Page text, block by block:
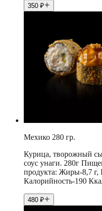
350 ₽
Мехико 280 гр.
Курица, творожный
соус унаги. 280г
продукта: Жиры-8,7 г,
Калорийность-190
480 ₽